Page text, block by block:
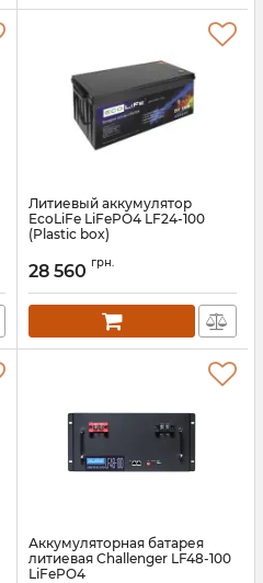
Литиевый аккумулятор
EcoLiFe LiFePO4 LF24-100
(Plastic box)
28 560 грн.
Аккумуляторная батарея
литиевая Challenger LF48-100
LiFePO4